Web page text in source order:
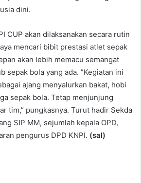
dini.
CUP akan dilaksanakan secara rutin
mencari bibit prestasi atlet sepak
akan lebih memacu semangat
sepak bola yang ada. ”Kegiatan ini
ajang menyalurkan bakat, hobi
sepak bola. Tetap menjunjung
tim,” pungkasnya. Turut hadir Sekda
SIP MM, sejumlah kepala OPD,
pengurus DPD KNPI. (sal)